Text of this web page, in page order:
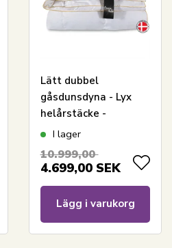
Lätt dubbel
gåsdunsdyna - Lyx
helårstäcke -
200x220 cm -
Gulddynen
I lager
10.999,00
4.699,00 SEK
Lägg i varukorg